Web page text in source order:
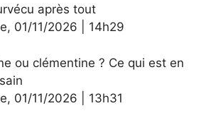
après tout
, 01/11/2026 14h29
ou clémentine ? Ce qui est en
, 01/11/2026 13h31